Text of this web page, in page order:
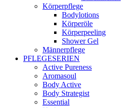
Körperpflege
Bodylotions
Körperöle
Körperpeeling
Shower Gel
Männerpflege
PFLEGESERIEN
Active Pureness
Aromasoul
Body Active
Body Strategist
Essential